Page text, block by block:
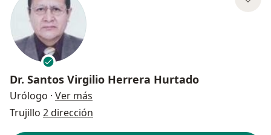
Dr. Santos Virgilio Herrera Hurtado
Urólogo · Ver más
Trujillo 2 dirección